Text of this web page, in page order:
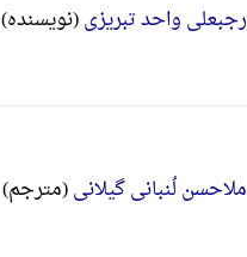
رجبعلی واحد تبریزی(نویسنده)
ملاحسن لُنبانی گیلانی(مترجم)